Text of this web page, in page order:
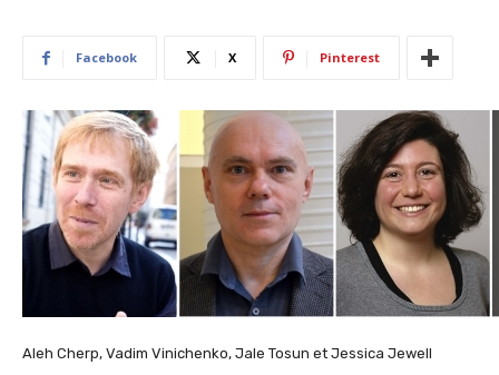
Facebook X Pinterest
Aleh Cherp, Vadim Vinichenko, Jale Tosun et Jessica Jewell